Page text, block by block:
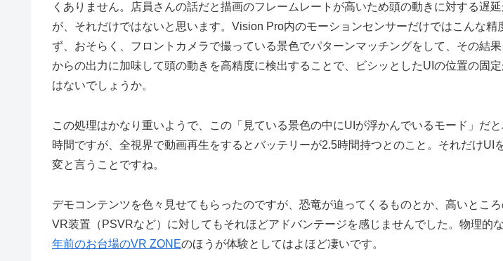
くありません。店員さんの話だと描画のフレームレートが高いため頭の動きに対する遅
が、それだけではないと思います。Vision Pro内のモーションセンサーだけではこんな精
ず、おそらく、フロントカメラで撮っている景色でパターンマッチングをして、その結
からの出力に加味して頭の動きを高精度に検出することで、ビシッとしたUIの位置の固
はないでしょうか。
この処理はかなり重いようで、この「見ている景色の中にUIが浮かんでいるモード」だ
時間ですが、全視界で動画再生をするとバッテリーが2.5時間持つとのこと。それだけUI
変と言うことですね。
デモコンテンツを色々見せてもらったのですが、恐竜が迫ってくるものとか、高いとこ
VR装置（PSVRなど）に対してもそれほどアドバンテージを感じませんでした。物理的
年前のお台場のVR ZONEのほうが体験としてはよほど凄いです。